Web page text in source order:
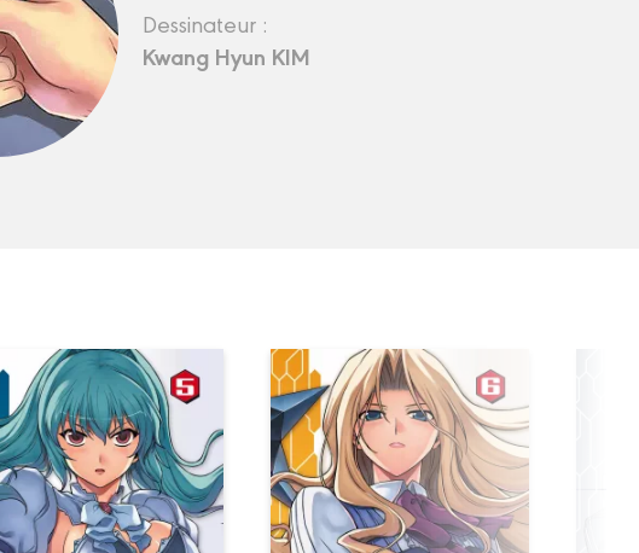
Dessinateur :
Kwang Hyun KIM